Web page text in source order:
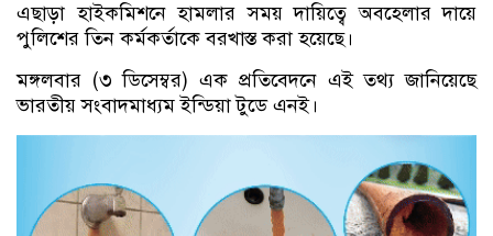
এছাড়া হাইকমিশনে হামলার সময় দায়িত্বে অবহেলার দায়ে
পুলিশের তিন কর্মকর্তাকে বরখাস্ত করা হয়েছে।
মঙ্গলবার (৩ ডিসেম্বর) এক প্রতিবেদনে এই তথ্য জানিয়েছে
ভারতীয় সংবাদমাধ্যম ইন্ডিয়া টুডে এনই।